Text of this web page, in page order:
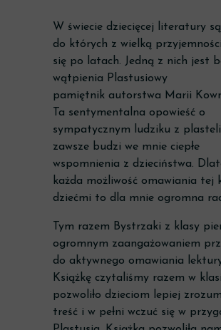
W świecie dziecięcej literatury
do których z wielką
się po latach. Jedną z nich jest
wątpienia Plastusiowy
pamiętnik autorstwa Marii
Ta sentymentalna opowieść o
sympatycznym ludziku z
zawsze budzi we mnie ciepłe
wspomnienia z dzieciństwa.
każda możliwość omawiania tej
dziećmi to dla mnie ogromna
Tym razem Bystrzaki z klasy
ogromnym zaangażowaniem
do aktywnego omawiania
Książkę czytaliśmy razem w
pozwoliło dzieciom lepiej
treść i w pełni wczuć się w